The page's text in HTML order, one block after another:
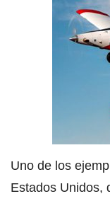
Uno de los
Estados Unidos,